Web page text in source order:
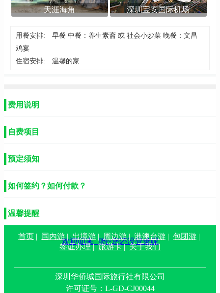
天涯海角 深圳宝安国际机场
用餐安排:
早餐 中餐：养生素斋 或 社会小炒菜 晚餐：文昌
鸡宴
住宿安排:
温馨的家
费用说明
自费项目
预定须知
如何签约？如何付款？
温馨提醒
欢迎回来哟~您还没登录呢
首页 | 国内游|出境游 |周边游|港澳台游 | 包团游 |
签证办理|旅游卡|关于我们
深圳华侨城国际旅行社有限公司
许可证号：L-GD-CJ00044